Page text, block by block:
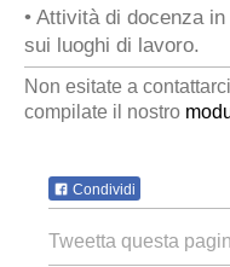
• Attività di docenza
sui luoghi di lavoro.
Non esitate a
compilate il nostro
Condividi
Tweetta questa